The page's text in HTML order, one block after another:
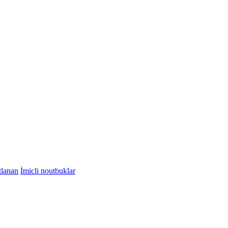
İmicli noutbuklar